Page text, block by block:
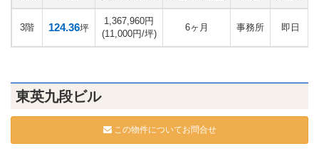
3階 124.36坪
1,367,960円
(11,000円/坪)
6ヶ月 事務所 即日
東英九段ビル
この物件についてお問合せ